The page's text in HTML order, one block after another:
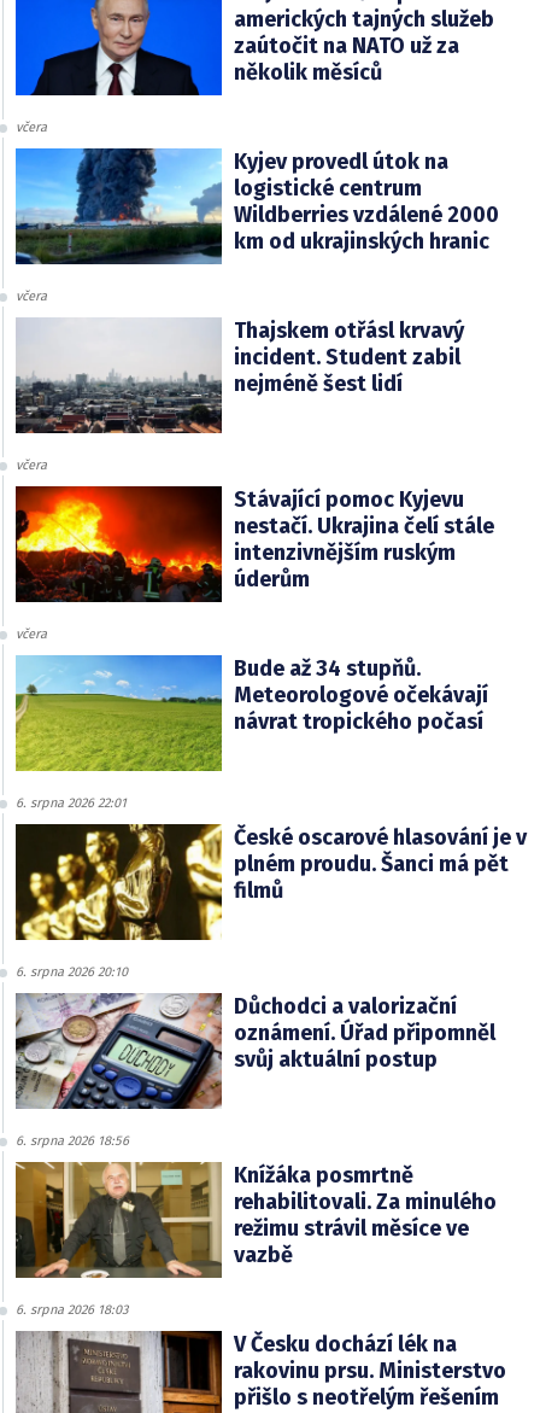
amerických tajných služeb
zaútočit na NATO už za
několik měsíců
včera
Kyjev provedl útok na
logistické centrum
Wildberries vzdálené 2000
km od ukrajinských hranic
včera
Thajskem otřásl krvavý
incident. Student zabil
nejméně šest lidí
včera
Stávající pomoc Kyjevu
nestačí. Ukrajina čelí stále
intenzivnějším ruským
úderům
včera
Bude až 34 stupňů.
Meteorologové očekávají
návrat tropického počasí
6. srpna 2026 22:01
České oscarové hlasování je v
plném proudu. Šanci má pět
filmů
6. srpna 2026 20:10
Důchodci a valorizační
oznámení. Úřad připomněl
svůj aktuální postup
6. srpna 2026 18:56
Knížáka posmrtně
rehabilitovali. Za minulého
režimu strávil měsíce ve
vazbě
6. srpna 2026 18:03
V Česku dochází lék na
rakovinu prsu. Ministerstvo
přišlo s neotřelým řešením